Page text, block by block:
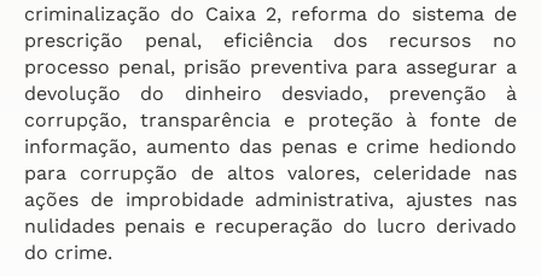
criminalização do Caixa 2, reforma do sistema de
prescrição penal, eficiência dos recursos no
processo penal, prisão preventiva para assegurar a
devolução do dinheiro desviado, prevenção à
corrupção, transparência e proteção à fonte de
informação, aumento das penas e crime hediondo
para corrupção de altos valores, celeridade nas
ações de improbidade administrativa, ajustes nas
nulidades penais e recuperação do lucro derivado
do crime.